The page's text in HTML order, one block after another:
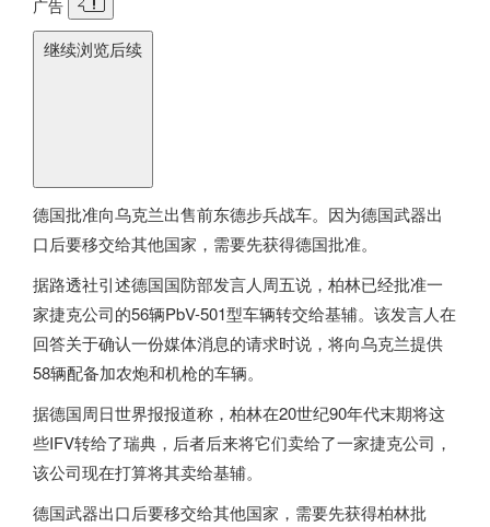
广告
继续浏览后续
德国批准向乌克兰出售前东德步兵战车。因为德国武器出
口后要移交给其他国家，需要先获得德国批准。
据路透社引述德国国防部发言人周五说，柏林已经批准一
家捷克公司的56辆PbV-501型车辆转交给基辅。该发言人在
回答关于确认一份媒体消息的请求时说，将向乌克兰提供
58辆配备加农炮和机枪的车辆。
据德国周日世界报报道称，柏林在20世纪90年代末期将这
些IFV转给了瑞典，后者后来将它们卖给了一家捷克公司，
该公司现在打算将其卖给基辅。
德国武器出口后要移交给其他国家，需要先获得柏林批